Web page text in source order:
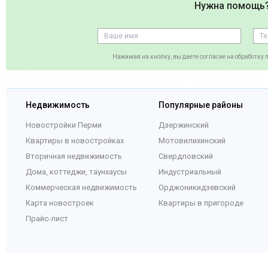
Нужна
Нажимая на кнопку, вы даете согласие на
Недвижимость
Новостройки Перми
Квартиры в новостройках
Вторичная недвижимость
Дома, коттеджи, таунхаусы
Коммерческая недвижимость
Карта новостроек
Прайс-лист
Популярные районы
Дзержинский
Мотовилихинский
Свердловский
Индустриальный
Орджоникидзевский
Квартиры в пригороде